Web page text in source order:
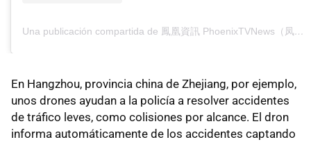
Una publicación compartida de 鳳凰資訊 PhoenixTVNews（凤凰资讯） (@phoenixtv_news)
En Hangzhou, provincia china de Zhejiang, por ejemplo,
unos drones ayudan a la policía a resolver accidentes
de tráfico leves, como colisiones por alcance. El dron
informa automáticamente de los accidentes captando